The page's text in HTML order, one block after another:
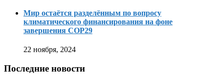
Мир остаётся разделённым по вопросу
климатического финансирования на фоне
завершения COP29
22 ноября, 2024
Последние новости